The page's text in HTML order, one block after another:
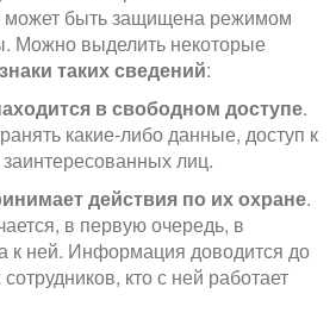
может быть защищена режимом
Можно выделить некоторые
таких сведений:
в свободном доступе.
какие-либо данные, доступ к
лиц.
действия по их охране.
в первую очередь, в
к ней. Информация доводится до
кто с ней работает